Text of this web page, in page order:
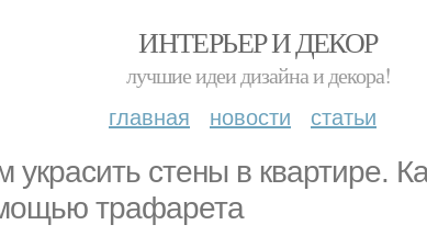
ИНТЕРЬЕР И ДЕКОР
лучшие идеи дизайна и декора!
главная новости статьи
украсить стены в квартире.
трафарета